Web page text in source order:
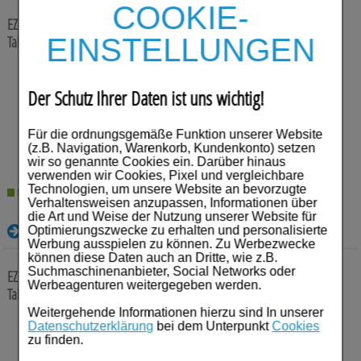
COOKIE-
EINSTELLUNGEN
Der Schutz Ihrer Daten ist uns wichtig!
Für die ordnungsgemäße Funktion unserer Website
(z.B. Navigation, Warenkorb, Kundenkonto) setzen
wir so genannte Cookies ein. Darüber hinaus
verwenden wir Cookies, Pixel und vergleichbare
Technologien, um unsere Website an bevorzugte
Verhaltensweisen anzupassen, Informationen über
die Art und Weise der Nutzung unserer Website für
Optimierungszwecke zu erhalten und personalisierte
Werbung ausspielen zu können. Zu Werbezwecke
können diese Daten auch an Dritte, wie z.B.
Suchmaschinenanbieter, Social Networks oder
Werbeagenturen weitergegeben werden.
Weitergehende Informationen hierzu sind In unserer
Datenschutzerklärung bei dem Unterpunkt Cookies
zu finden.
Schwangerschaft & Stillzeit
Raucherentwöhnung
Gesundheit & Fitness
Kosmetika & Parfümerieartikel
Körperpflege
Tablettenspender & Tablettenteiler
Tierarzneimittel
Bonbons
Tee
EZETIMIB/Simvastatin Mylan 10 mg/20 mg Tabletten
Tabletten
Darreichungsform: Tabletten
53,94€¹
Lieferzeit 2-5 Werktage
Details
EZETIMIB/Simvastatin Mylan 10 mg/40 mg Tabletten100 St
Tabletten
Anbieter: Viatris Healthcare GmbH